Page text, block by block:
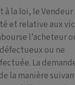
à la loi, le Vendeur
et relative aux
l’acheteur
ou ne
La
la manière